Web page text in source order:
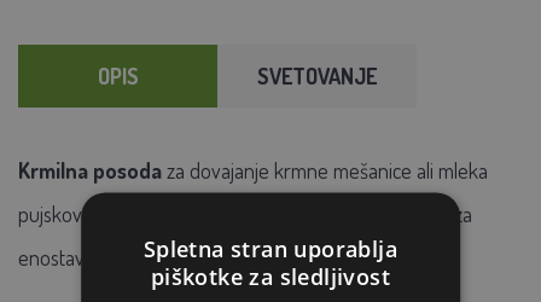
OPIS SVETOVANJE
Krmilna posodaza dovajanje krmne mešanice ali mleka
pujskov že v prasitvi. Posoda je opremljena s sidrom za
enostavno pritrditev na rešetko.
Spletna stran uporablja
piškotke za sledljivost